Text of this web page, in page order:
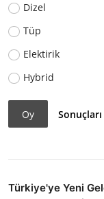
Dizel
Tüp
Elektirik
Hybrid
Oy
Türkiye'ye Yeni